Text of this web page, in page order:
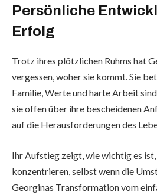
Persönliche
Erfolg
Trotz ihres plötzlichen Ruhms hat
vergessen, woher sie kommt. Sie
Familie, Werte und harte Arbeit
sie offen über ihre bescheidenen
auf die Herausforderungen des
Ihr Aufstieg zeigt, wie wichtig es ist,
konzentrieren, selbst wenn die
Georginas Transformation vom